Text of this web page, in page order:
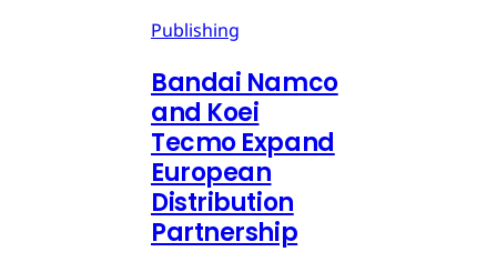
Publishing
Bandai Namco
and Koei
Tecmo Expand
European
Distribution
Partnership